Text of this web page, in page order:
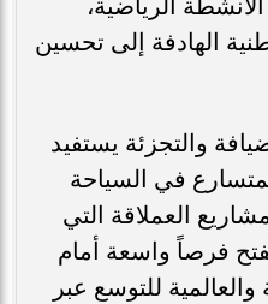
الهادفة إلى تحسين
والتجزئة يستفيد
في السياحة
العملاقة التي
فرصاً واسعة أمام
والعالمية للتوسع عبر